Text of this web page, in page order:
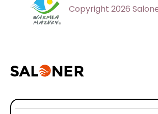
Copyright 2026